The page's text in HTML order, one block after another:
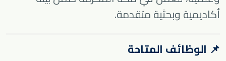
أكاديمية وبحثية متقدمة.
📌 الوظائف المتاحة